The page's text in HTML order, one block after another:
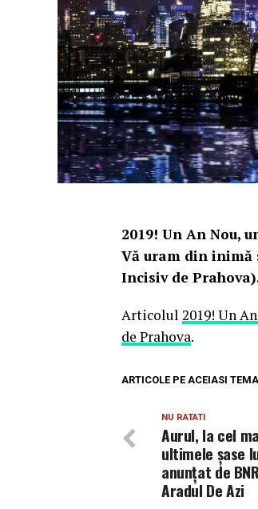
2019! Un An Nou,
Vă uram din inimă
Incisiv de
Articolul 2019! Un
de Prahova.
ARTICOLE PE ACEIASI
NU RATATI
Aurul, la cel
ultimele şase
anunţat de
Aradul De Azi